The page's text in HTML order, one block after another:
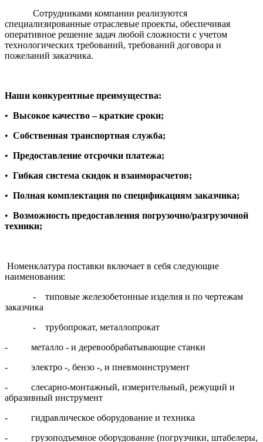
Сотрудниками компании реализуются
специализированные отраслевые проекты, обеспечивая
оперативное решение задач любой сложности с учетом
технологических требований, требований договора и
пожеланий заказчика.
Наши конкурентные преимущества:
• Высокое качество – краткие сроки;
• Собственная транспортная служба;
• Предоставление отсрочки платежа;
• Гибкая система скидок и взаиморасчетов;
• Полная комплектация по спецификациям заказчика;
• Возможность предоставления погрузочно/разгрузочной
техники;
Номенклатура поставки включает в себя следующие
наименования:
- типовые железобетонные изделия и по чертежам
заказчика
- трубопрокат, металлопрокат
- металло - и деревообрабатывающие станки
- электро -, бензо -, и пневмоинструмент
- слесарно-монтажный, измерительный, режущий и
абразивный инструмент
- гидравлическое оборудование и техника
- грузоподъемное оборудование (погрузчики, штабелеры,